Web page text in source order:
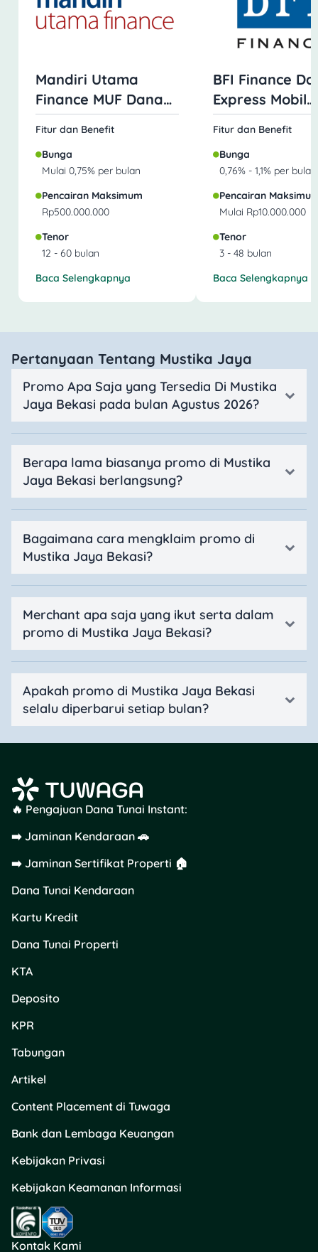
Mandiri Utama
Finance MUF Dana
Mobil
Fitur dan Benefit
Bunga
Mulai 0,75% per bulan
Pencairan Maksimum
Rp500.000.000
Tenor
12 - 60 bulan
Baca Selengkapnya
BFI Finance
Express Mobil
Jaminan BPKB
Fitur dan Benefit
Bunga
0,76% - 1,1% per bulan
Pencairan
Mulai Rp10.000.000
Tenor
3 - 48 bulan
Baca Selengkapnya
Pertanyaan Tentang Mustika Jaya
Promo Apa Saja yang Tersedia Di Mustika
Jaya Bekasi pada bulan Agustus 2026?
Berapa lama biasanya promo di Mustika
Jaya Bekasi berlangsung?
Bagaimana cara mengklaim promo di
Mustika Jaya Bekasi?
Merchant apa saja yang ikut serta dalam
promo di Mustika Jaya Bekasi?
Apakah promo di Mustika Jaya Bekasi
selalu diperbarui setiap bulan?
🔥 Pengajuan Dana Tunai Instant:
➡️ Jaminan Kendaraan 🚗
➡️ Jaminan Sertifikat Properti 🏠
Dana Tunai Kendaraan
Kartu Kredit
Dana Tunai Properti
KTA
Deposito
KPR
Tabungan
Artikel
Content Placement di Tuwaga
Bank dan Lembaga Keuangan
Kebijakan Privasi
Kebijakan Keamanan Informasi
Kontak Kami